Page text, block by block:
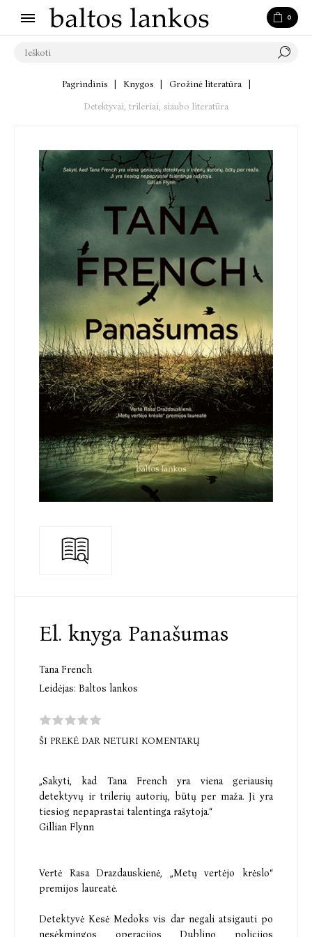
0
Pagrindinis Knygos Grožinė literatūra
Detektyvai, trileriai, siaubo literatūra
El. knyga Panašumas
Tana French
Leidėjas: Baltos lankos
ŠI PREKĖ DAR NETURI KOMENTARŲ
„Sakyti, kad Tana French yra viena geriausių
detektyvų ir trilerių autorių, būtų per maža. Ji yra
tiesiog nepaprastai talentinga rašytoja.“
Gillian Flynn
Vertė Rasa Drazdauskienė, „Metų vertėjo krėslo“
premijos laureatė.
Detektyvė Kesė Medoks vis dar negali atsigauti po
nesėkmingos operacijos Dublino policijos